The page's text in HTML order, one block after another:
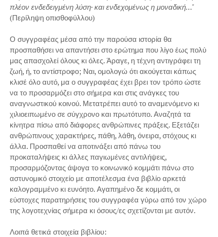
πλέον ενδεδειγμένη λύση· και ενδεχομένως η μοναδική…"
(Περίληψη οπισθοφύλλου)
Ο συγγραφέας μέσα από την παρούσα ιστορία θα
προσπαθήσει να απαντήσει στο ερώτημα που λίγο έως πολύ
μας απασχολεί όλους κι όλες. Άραγε, η τέχνη αντιγράφει τη
ζωή, ή, το αντίστροφο; Ναι, ομολογώ ότι ακούγεται κάπως
κλισέ όλο αυτό, μα ο συγγραφέας έχει βρει τον τρόπο ώστε
να το προσαρμόζει στο σήμερα και στις ανάγκες του
αναγνωστικού κοινού. Μετατρέπει αυτό το αναμενόμενο κι
χιλιοειπωμένο σε σύγχρονο και πρωτότυπο. Αναζητά τα
κίνητρα πίσω από διάφορες ανθρώπινες πράξεις. Εξετάζει
ανθρώπινους χαρακτήρες, πάθη, λάθη, όνειρα, στόχους κι
άλλα. Προσπαθεί να αποτινάξει από πάνω του
προκαταλήψεις κι άλλες παγιωμένες αντιλήψεις,
προσαρμόζοντας άψογα το κοινωνικό κομμάτι πάνω στο
αστυνομικό στοιχείο με αποτέλεσμα ένα βιβλίο αρκετά
καλογραμμένο κι ευνόητο. Αγαπημένο δε κομμάτι, οι
εύστοχες παρατηρήσεις του συγγραφέα γύρω από τον χώρο
της λογοτεχνίας σήμερα κι όσους/ες σχετίζονται με αυτόν.
Λοιπά θετικά στοιχεία βιβλίου: